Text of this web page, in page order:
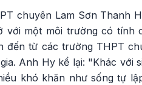
chuyên Lam Sơn Thanh
một môi trường có tính
từ các trường THPT
Anh Hy kể lại: "Khác với
khó khăn như sống tự